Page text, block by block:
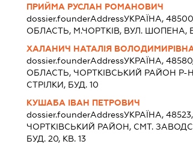
ПРИЙМА РУСЛАН РОМАНОВИЧ
dossier.founderAddressУКРАЇНА,
ОБЛАСТЬ, М.ЧОРТКIВ, ВУЛ. ШОПЕНА,
ХАЛАНИЧ НАТАЛІЯ
dossier.founderAddressУКРАЇНА,
ОБЛАСТЬ, ЧОРТКIВСЬКИЙ РАЙОН Р-
СТРІЛКИ, БУД. 10
КУШАБА ІВАН ПЕТРОВИЧ
dossier.founderAddressУКРАЇНА,
ЧОРТКIВСЬКИЙ РАЙОН, СМТ.
БУД. 20, КВ. 13